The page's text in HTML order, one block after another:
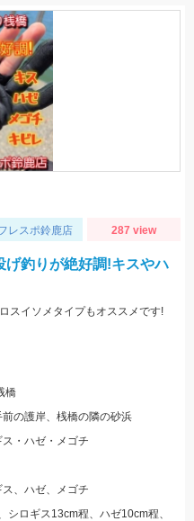
レスポ鈴鹿店 287 view
げ釣りが絶好調!キスやハ
スイソメタイプもオススメです!
橋
の護岸、桟橋の隣の砂浜
・ハゼ・メゴチ
、ハゼ、メゴチ
シロギス13cm程、ハゼ10cm程、